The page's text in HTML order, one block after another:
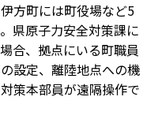
方町には町役場など5
県原子力安全対策課に
合、拠点にいる町職員
設定、離陸地点への機
策本部員が遠隔操作で